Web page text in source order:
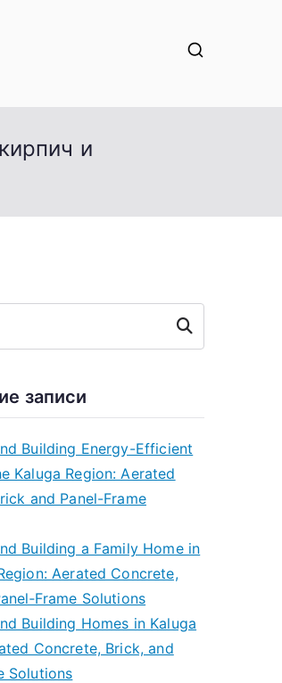
и
Поиск
записи
Building Energy-Efficient
Kaluga Region: Aerated
and Panel-Frame
Building a Family Home in
Aerated Concrete,
Solutions
Building Homes in Kaluga
Concrete, Brick, and
Solutions